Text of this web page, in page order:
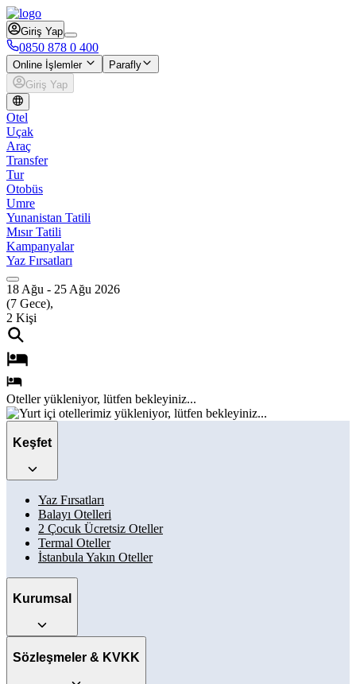
Giriş Yap
0850 878 0 400
Online İşlemler
Parafly
Giriş Yap
Otel
Uçak
Araç
Transfer
Tur
Otobüs
Umre
Yunanistan Tatili
Mısır Tatili
Kampanyalar
Yaz Fırsatları
18 Ağu - 25 Ağu 2026
(7 Gece),
2 Kişi
Otelleryükleniyor, lütfen bekleyiniz...
Keşfet
Yaz Fırsatları
Balayı Otelleri
2 Çocuk Ücretsiz Oteller
Termal Oteller
İstanbula Yakın Oteller
Kurumsal
Sözleşmeler & KVKK